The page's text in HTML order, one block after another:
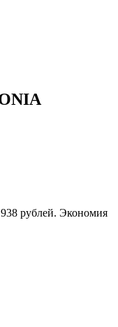
рублей. Экономия